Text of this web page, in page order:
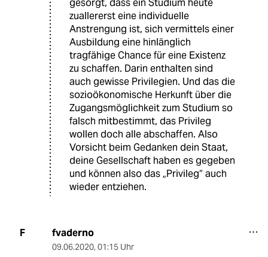
gesorgt, dass ein Studium heute
zuallererst eine individuelle
Anstrengung ist, sich vermittels einer
Ausbildung eine hinlänglich
tragfähige Chance für eine Existenz
zu schaffen. Darin enthalten sind
auch gewisse Privilegien. Und das die
sozioökonomische Herkunft über die
Zugangsmöglichkeit zum Studium so
falsch mitbestimmt, das Privileg
wollen doch alle abschaffen. Also
Vorsicht beim Gedanken dein Staat,
deine Gesellschaft haben es gegeben
und können also das „Privileg“ auch
wieder entziehen.
F fvaderno
09.06.2020, 01:15 Uhr